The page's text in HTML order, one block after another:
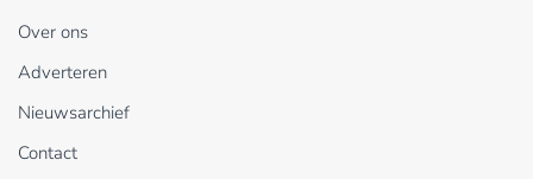
Over ons
Adverteren
Nieuwsarchief
Contact